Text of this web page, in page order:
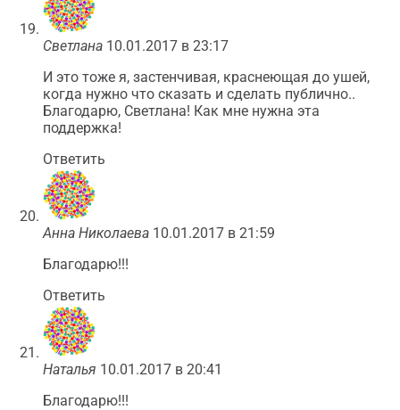
Светлана 10.01.2017 в 23:17
И это тоже я, застенчивая, краснеющая до ушей,
когда нужно что сказать и сделать публично..
Благодарю, Светлана! Как мне нужна эта
поддержка!
Ответить
Анна Николаева 10.01.2017 в 21:59
Благодарю!!!
Ответить
Наталья 10.01.2017 в 20:41
Благодарю!!!